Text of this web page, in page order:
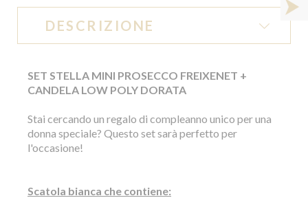
DESCRIZIONE
SET STELLA MINI PROSECCO FREIXENET +
CANDELA LOW POLY DORATA
Stai cercando un regalo di compleanno unico per una
donna speciale? Questo set sarà perfetto per
l'occasione!
Scatola bianca che contiene: